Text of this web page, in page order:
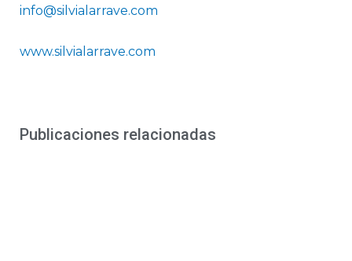
info@silvialarrave.com
www.silvialarrave.com
Publicaciones relacionadas